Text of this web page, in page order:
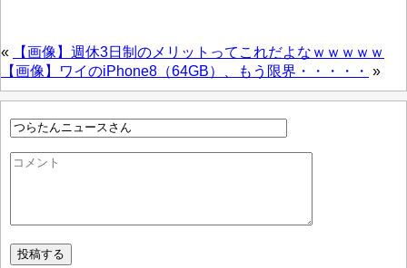
«
【画像】週休3日制のメリットってこれだよなｗｗｗｗｗ
【画像】ワイのiPhone8（64GB）、もう限界・・・・・ »